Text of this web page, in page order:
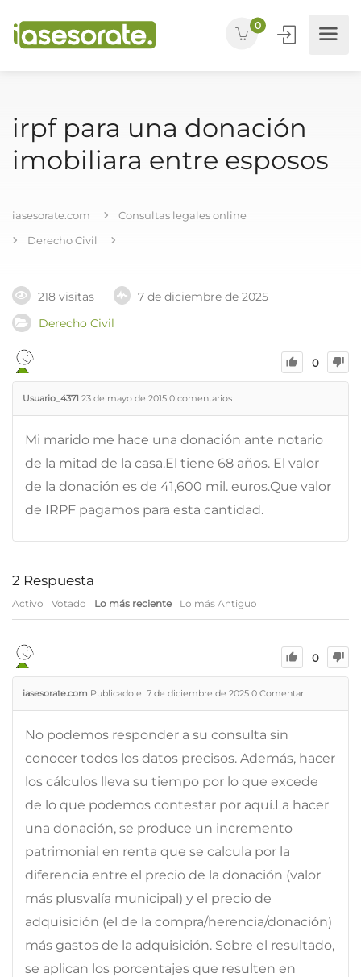
0
irpf para una donación
imobiliara entre esposos
iasesorate.com
Consultas legales online
Derecho Civil
218 visitas
7 de diciembre de 2025
Derecho Civil
0
Usuario_4371 23 de mayo de 2015 0 comentarios
Mi marido me hace una donación ante notario
de la mitad de la casa.El tiene 68 años. El valor
de la donación es de 41,600 mil. euros.Que valor
de IRPF pagamos para esta cantidad.
2 Respuesta
Activo Votado Lo más reciente Lo más Antiguo
0
iasesorate.com Publicado el 7 de diciembre de 2025 0 Comentar
No podemos responder a su consulta sin
conocer todos los datos precisos. Además, hacer
los cálculos lleva su tiempo por lo que excede
de lo que podemos contestar por aquí.La hacer
una donación, se produce un incremento
patrimonial en renta que se calcula por la
diferencia entre el precio de la donación (valor
más plusvalía municipal) y el precio de
adquisición (el de la compra/herencia/donación)
más gastos de la adquisición. Sobre el resultado,
se aplican los porcentajes que resulten en